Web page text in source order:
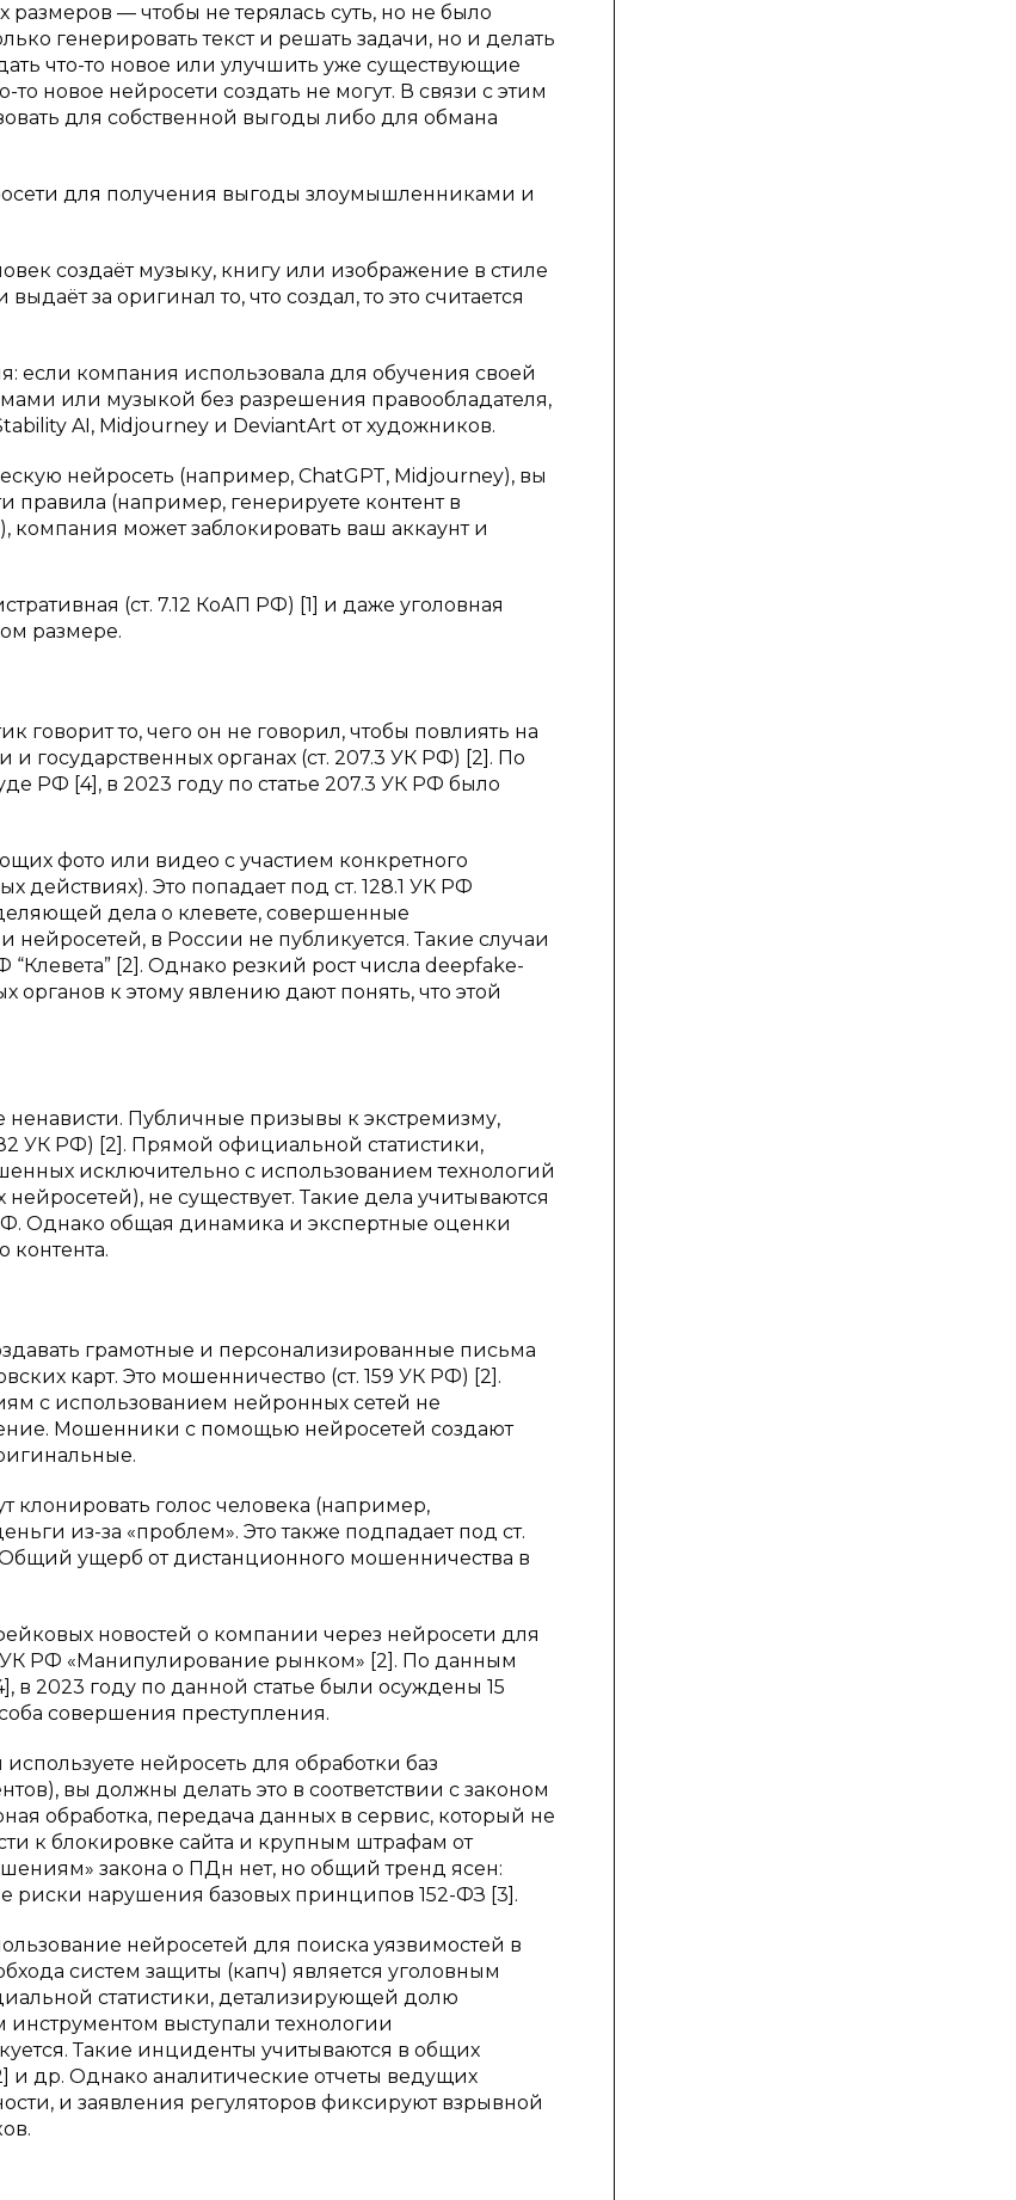
размеров — чтобы не терялась суть, но не было
генерировать текст и решать задачи, но и делать
что-то новое или улучшить уже существующие
новое нейросети создать не могут. В связи с этим
для собственной выгоды либо для обмана
для получения выгоды злоумышленниками и
создаёт музыку, книгу или изображение в стиле
за оригинал то, что создал, то это считается
если компания использовала для обучения своей
или музыкой без разрешения правообладателя,
AI, Midjourney и DeviantArt от художников.
нейросеть (например, ChatGPT, Midjourney), вы
правила (например, генерируете контент в
компания может заблокировать ваш аккаунт и
(ст. 7.12 КоАП РФ) [1] и даже уголовная
размере.
то, чего он не говорил, чтобы повлиять на
органах (ст. 207.3 УК РФ) [2]. По
РФ [4], в 2023 году по статье 207.3 УК РФ было
фото или видео с участием конкретного
действиях). Это попадает под ст. 128.1 УК РФ
дела о клевете, совершенные
в России не публикуется. Такие случаи
[2]. Однако резкий рост числа deepfake-
к этому явлению дают понять, что этой
Публичные призывы к экстремизму,
УК РФ) [2]. Прямой официальной статистики,
исключительно с использованием технологий
не существует. Такие дела учитываются
Однако общая динамика и экспертные оценки
контента.
грамотные и персонализированные письма
карт. Это мошенничество (ст. 159 УК РФ) [2].
с использованием нейронных сетей не
Мошенники с помощью нейросетей создают
голос человека (например,
из-за «проблем». Это также подпадает под ст.
ущерб от дистанционного мошенничества в
новостей о компании через нейросети для
УК РФ «Манипулирование рынком» [2]. По данным
2023 году по данной статье были осуждены 15
совершения преступления.
нейросеть для обработки баз
вы должны делать это в соответствии с законом
обработка, передача данных в сервис, который не
к блокировке сайта и крупным штрафам от
закона о ПДн нет, но общий тренд ясен:
риски нарушения базовых принципов 152-ФЗ [3].
нейросетей для поиска уязвимостей в
систем защиты (капч) является уголовным
статистики, детализирующей долю
выступали технологии
Такие инциденты учитываются в общих
и др. Однако аналитические отчеты ведущих
и заявления регуляторов фиксируют взрывной